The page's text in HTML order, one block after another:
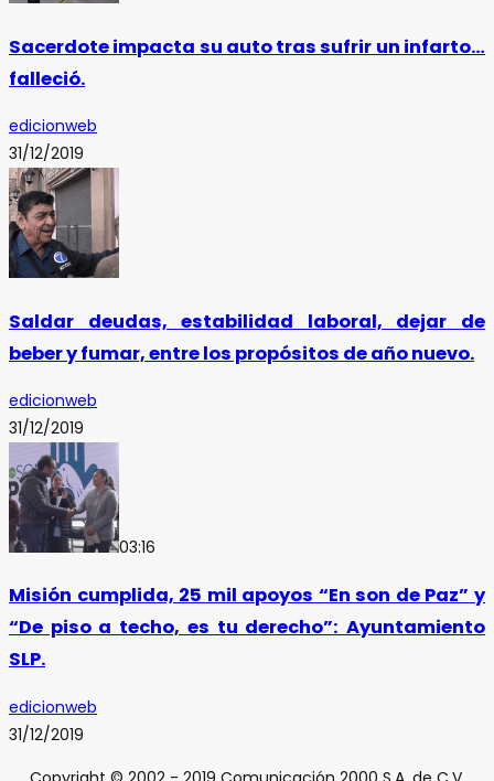
Sacerdote impacta su auto tras sufrir un infarto…
falleció.
edicionweb
31/12/2019
Saldar deudas, estabilidad laboral, dejar de
beber y fumar, entre los propósitos de año nuevo.
edicionweb
31/12/2019
03:16
Misión cumplida, 25 mil apoyos “En son de Paz” y
“De piso a techo, es tu derecho”: Ayuntamiento
SLP.
edicionweb
31/12/2019